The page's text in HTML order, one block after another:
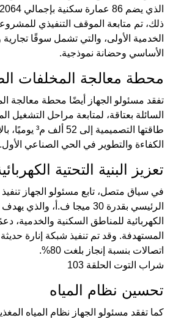
ذلك، تم متابعة الموقف التنفيذي
الخدمية الأولى، والتي تشمل سوقًا
الأساسي وحضانة نموذجية.
محطة معالجة المخلفات
تفقد مسئولو الجهاز أيضًا محطة معالجة
السائلة بعتاقة، لمتابعة مراحل التشغيل
طاقتها
الكفاءة والتطوير في الحي الصناعي الأول.
تعزيز البنية التحتية
في سياق متصل، تابع مسئولو الجهاز تنفيذ
الرئيسي بقدرة 30 ميجا ف.أ،
الكهربائية للمناطق السكنية والخدمية،
المستهدفة. وقد تم تنفيذ شبكة إنارة
اتصالات بنسبة إنجاز بلغت 80%.
شراب التوت الحلقة 103
تحسين نظام المياه
كما تفقد مسئولو الجهاز نظام المياه